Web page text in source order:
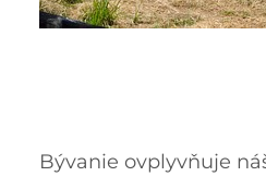
Bývanie ovplyvňuje